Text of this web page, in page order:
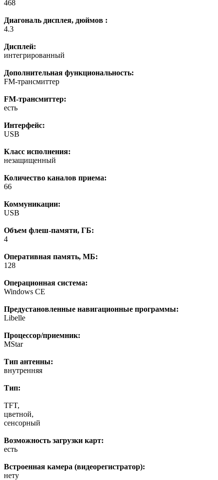
468
Диагональ дисплея, дюймов :
4.3
Дисплей:
интегрированный
Дополнительная функциональность:
FM-трансмиттер
FM-трансмиттер:
есть
Интерфейс:
USB
Класс исполнения:
незащищенный
Количество каналов приема:
66
Коммуникации:
USB
Объем флеш-памяти, ГБ:
4
Оперативная память, МБ:
128
Операционная система:
Windows CE
Предустановленные навигационные программы:
Libelle
Процессор/приемник:
MStar
Тип антенны:
внутренняя
Тип:
TFT,
цветной,
сенсорный
Возможность загрузки карт:
есть
Встроенная камера (видеорегистратор):
нету